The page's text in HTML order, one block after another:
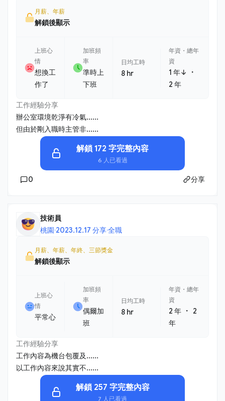
月薪、年薪
解鎖後顯示
上班心
情
想換工
作了
加班頻
率
準時上
下班
日均工時
8 hr
年資・總年
資
1 年↓ ・
2 年
工作經驗分享
辦公室環境乾淨有冷氣......
但由於剛入職時主管非......
解鎖 172 字完整內容
6 人已看過
0 分享
技術員
桃園·2023.12.17 分享·全職
月薪、年薪、年終、三節獎金
解鎖後顯示
上班心
情
平常心
加班頻
率
偶爾加
班
日均工時
8 hr
年資・總年
資
2 年 ・
2
年
工作經驗分享
工作內容為機台包覆及......
以工作內容來說其實不......
解鎖 257 字完整內容
7 人已看過